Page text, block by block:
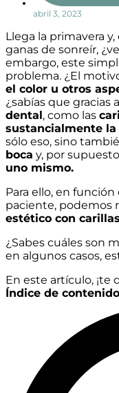
abril 3, 2023
Llega la primavera
ganas de sonreír,
embargo, este
problema. ¿El
el color u otros
¿sabías que gracias
dental, como las
sustancialmente la
sólo eso, sino
boca y, por
uno mismo.
Para ello, en
paciente, podemos
estético con
¿Sabes cuáles son
en algunos casos,
En este artículo, ¡te
Índice de